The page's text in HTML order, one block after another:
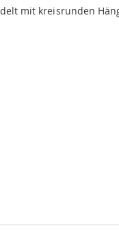
mit kreisrunden